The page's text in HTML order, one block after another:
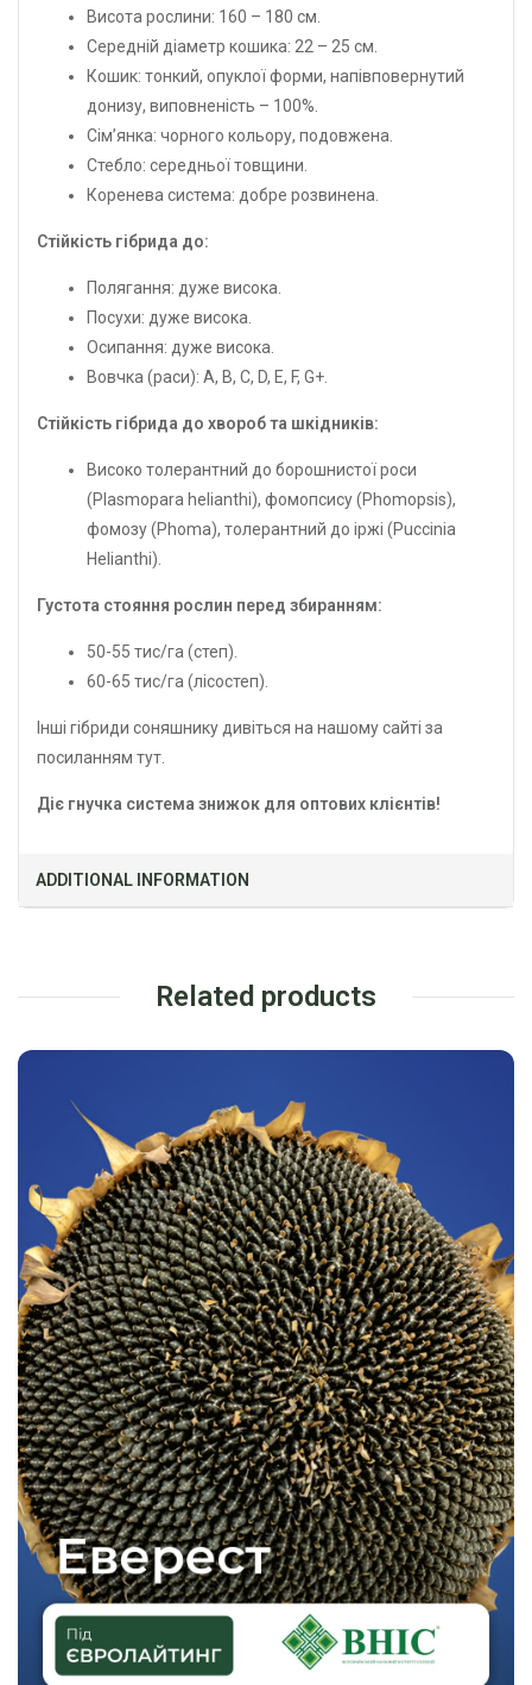
Виcота рослини: 160 – 180 см.
Середній діаметр кошика: 22 – 25 см.
Кошик: тонкий, опуклої форми, напівповернутий
донизу, виповненість – 100%.
Сім’янка: чорного кольору, подовжена.
Стебло: середньої товщини.
Коренева система: добре розвинена.
Стійкість гібрида до:
Полягання: дуже висока.
Посухи: дуже висока.
Осипання: дуже висока.
Вовчка (раси): A, B, C, D, E, F, G+.
Стійкість гібрида до хвороб та шкідників:
Високо толерантний до борошнистої роси
(Plasmopara helianthi), фомопсису (Phomopsis),
фомозу (Phoma), толерантний до іржі (Puccinia
Helianthi).
Густота стояння рослин перед збиранням:
50-55 тис/га (степ).
60-65 тис/га (лісостеп).
Інші гібриди соняшнику дивіться на нашому сайті за
посиланням тут.
Діє гнучка система знижок для оптових клієнтів!
ADDITIONAL INFORMATION
Related products